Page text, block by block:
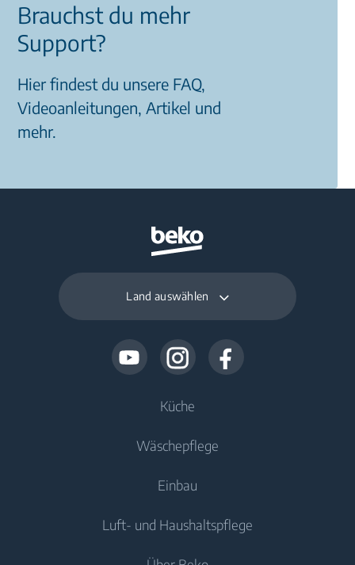
Brauchst du mehr
Support?
Hier findest du unsere FAQ,
Videoanleitungen, Artikel und
mehr.
Land auswählen
Küche
Kühlen
Kühlschränke
Gefriergeräte
Wäschepflege
Freistehende Waschmaschinen
Einbau-Waschmaschinen
Einbau
Luft- und Haushaltspflege